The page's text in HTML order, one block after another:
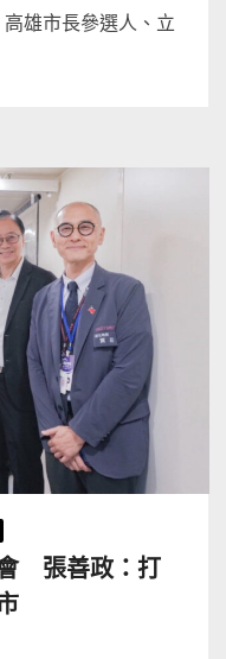
雄市長參選人、立
張善政：打